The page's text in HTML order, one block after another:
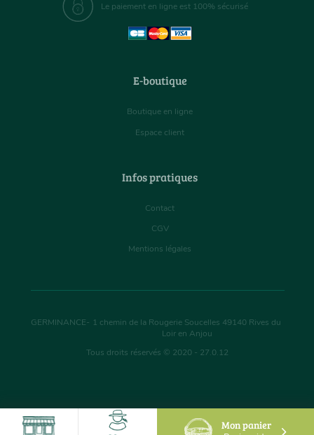
Mon panier
Le paiement en ligne est 100% sécurisé
E-boutique
Boutique en ligne
Espace client
Infos pratiques
Contact
CGV
Mentions légales
GERMINANCE- 1 chemin de la Rougerie Soucelles 49140 Rives du
Loir en Anjou
Tous droits réservés © 2020 - 27.0.12